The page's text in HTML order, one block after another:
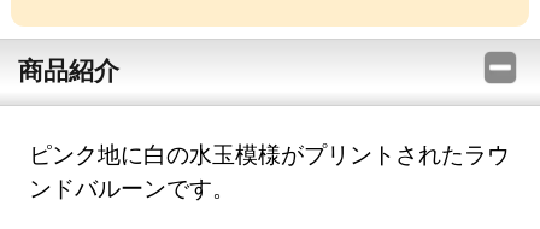
商品紹介
ピンク地に白の水玉模様がプリントされたラウ
ンドバルーンです。